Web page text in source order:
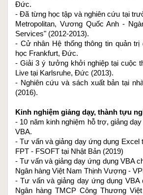
Đức.
- Đã từng học tập và nghiên cứu tại
Metropolitan, Vương Quốc Anh -
Services" (2012-2013).
- Cử nhân Hệ thống thông tin quản trị
học Frankfurt, Đức.
- Giải 3 ý tưởng khởi nghiệp tại cuộc
Live tại Karlsruhe, Đức (2013).
- Nghiên cứu và sách xuất bản tại
(2016).
Kinh nghiệm giảng dạy, thành tựu
- 10 năm kinh nghiệm hỗ trợ, giảng
VBA.
- Tư vấn và giảng dạy ứng dụng Excel
FPT - FSOFT tại Nhật Bản (2019)
- Tư vấn và giảng dạy ứng dụng VBA
Ngân hàng Việt Nam Thịnh Vượng -
- Tư vấn và giảng dạy ứng dụng VBA
Ngân hàng TMCP Công Thương